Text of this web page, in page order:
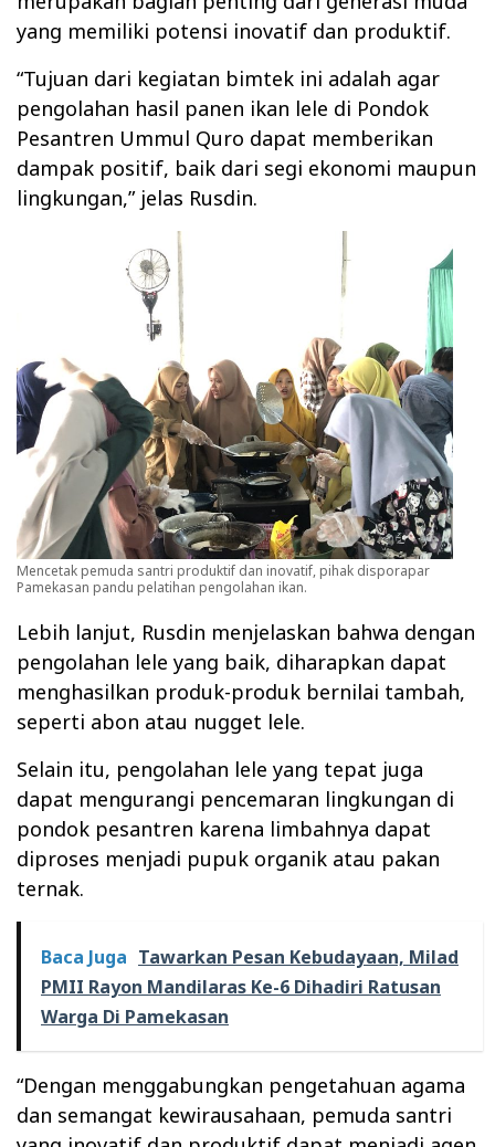
yang memiliki potensi inovatif dan produktif.
“Tujuan dari kegiatan bimtek ini adalah agar
pengolahan hasil panen ikan lele di Pondok
Pesantren Ummul Quro dapat memberikan
dampak positif, baik dari segi ekonomi maupun
lingkungan,” jelas Rusdin.
Mencetak pemuda santri produktif dan inovatif, pihak disporapar
Pamekasan pandu pelatihan pengolahan ikan.
Lebih lanjut, Rusdin menjelaskan bahwa dengan
pengolahan lele yang baik, diharapkan dapat
menghasilkan produk-produk bernilai tambah,
seperti abon atau nugget lele.
Selain itu, pengolahan lele yang tepat juga
dapat mengurangi pencemaran lingkungan di
pondok pesantren karena limbahnya dapat
diproses menjadi pupuk organik atau pakan
ternak.
Baca Juga Tawarkan Pesan Kebudayaan, Milad
PMII Rayon Mandilaras Ke-6 Dihadiri Ratusan
Warga Di Pamekasan
“Dengan menggabungkan pengetahuan agama
dan semangat kewirausahaan, pemuda santri